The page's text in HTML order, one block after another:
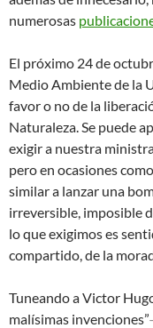
numerosas
El próximo 24 de
Medio Ambiente de la
favor o no de la
Naturaleza. Se puede
exigir a nuestra
pero en ocasiones
similar a lanzar una
irreversible, imposible
lo que exigimos es
compartido, de la
Tuneando a Victor
malísimas invenciones”